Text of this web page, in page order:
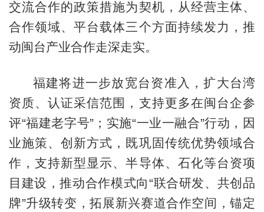
交流合作的政策措施为契机，从经营主体、
合作领域、平台载体三个方面持续发力，推
动闽台产业合作走深走实。
福建将进一步放宽台资准入，扩大台湾
资质、认证采信范围，支持更多在闽台企参
评“福建老字号”；实施“一业一融合”行动，因
业施策、创新方式，既巩固传统优势领域合
作，支持新型显示、半导体、石化等台资项
目建设，推动合作模式向“联合研发、共创品
牌”升级转变，拓展新兴赛道合作空间，锚定